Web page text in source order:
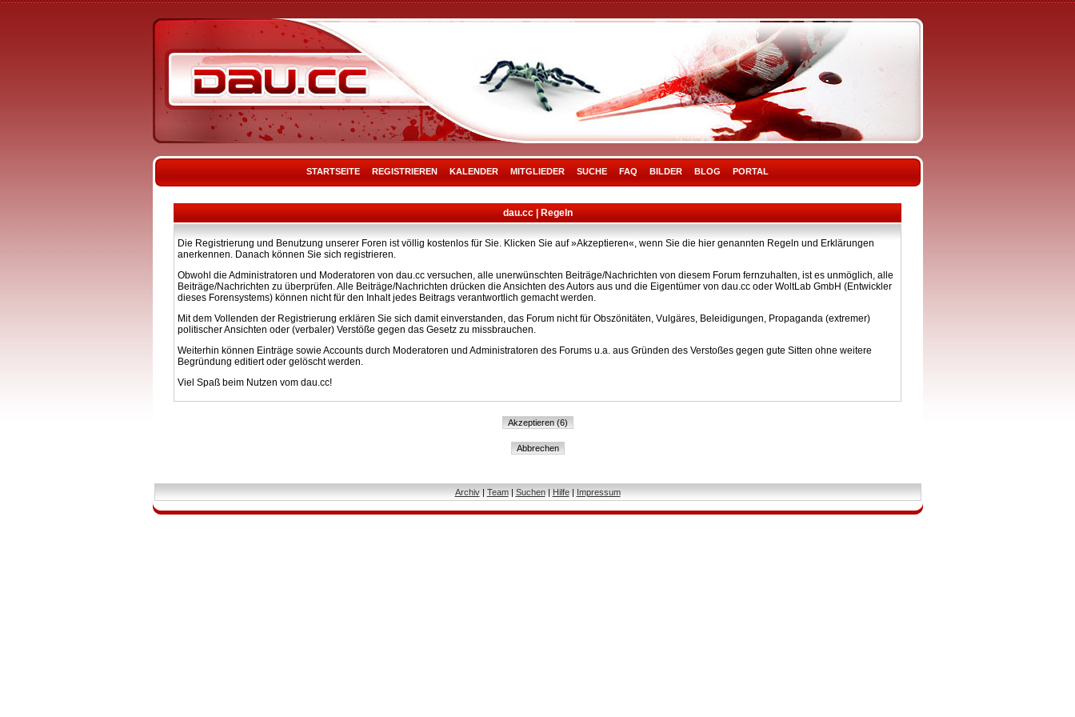
STARTSEITE REGISTRIEREN KALENDER MITGLIEDER SUCHE FAQ BILDER BLOG PORTAL
dau.cc | Regeln
Die Registrierung und Benutzung unserer Foren ist völlig kostenlos für Sie. Klicken Sie auf »Akzeptieren«, wenn Sie die hier genannten Regeln und Erklärungen
anerkennen. Danach können Sie sich registrieren.
Obwohl die Administratoren und Moderatoren von dau.cc versuchen, alle unerwünschten Beiträge/Nachrichten von diesem Forum fernzuhalten, ist es unmöglich, alle
Beiträge/Nachrichten zu überprüfen. Alle Beiträge/Nachrichten drücken die Ansichten des Autors aus und die Eigentümer von dau.cc oder WoltLab GmbH (Entwickler
dieses Forensystems) können nicht für den Inhalt jedes Beitrags verantwortlich gemacht werden.
Mit dem Vollenden der Registrierung erklären Sie sich damit einverstanden, das Forum nicht für Obszönitäten, Vulgäres, Beleidigungen, Propaganda (extremer)
politischer Ansichten oder (verbaler) Verstöße gegen das Gesetz zu missbrauchen.
Weiterhin können Einträge sowie Accounts durch Moderatoren und Administratoren des Forums u.a. aus Gründen des Verstoßes gegen gute Sitten ohne weitere
Begründung editiert oder gelöscht werden.
Viel Spaß beim Nutzen vom dau.cc!
Archiv| Team| Suchen| Hilfe| Impressum